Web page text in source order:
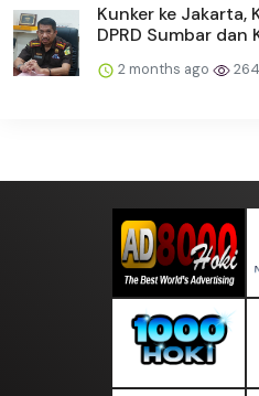
Kunker ke Jakarta,
DPRD Sumbar dan
2 months ago 264